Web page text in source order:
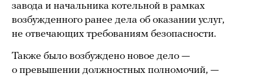
завода и начальника котельной в рамках
возбужденного ранее дела об оказании услуг,
не отвечающих требованиям безопасности.
Также было возбуждено новое дело —
о превышении должностных полномочий, —